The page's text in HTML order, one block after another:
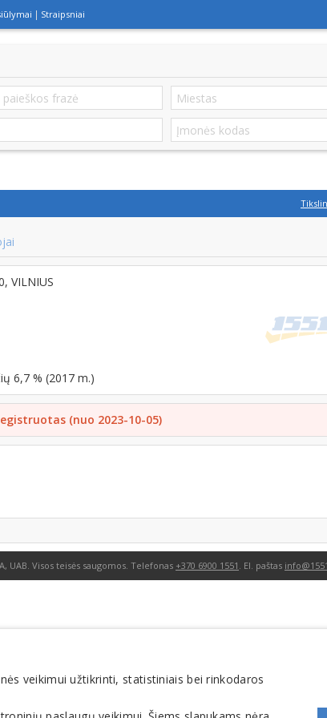
Straipsniai
VILNIUS
6,7 % (2017 m.)
(nuo 2023-10-05)
UAB. Visos teisės saugomos. Telefonas +370 6900 1551 . El. paštas
veikimui užtikrinti, statistiniais bei rinkodaros